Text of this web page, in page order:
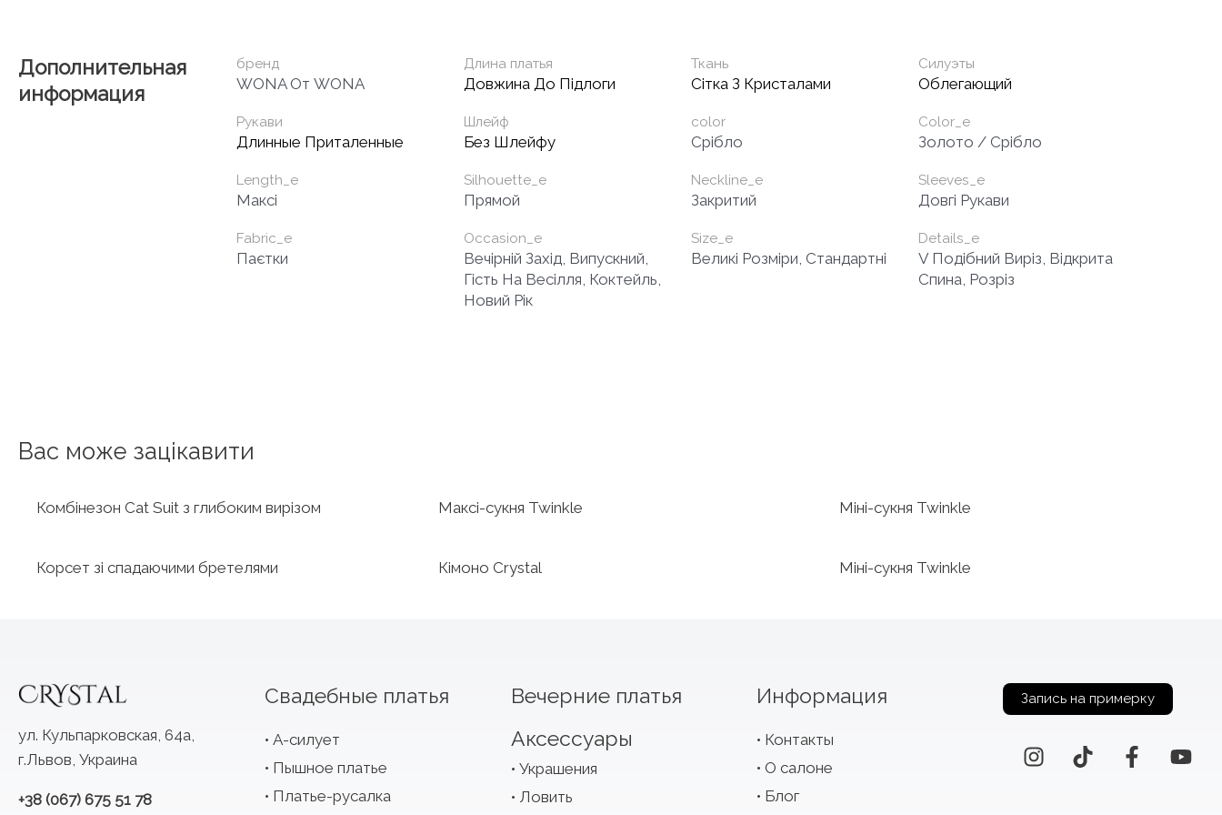
Дополнительная
информация
бренд
WONA От WONA
Длина платья
Довжина До Підлоги
Ткань
Сітка З Кристалами
Силуэты
Облегающий
Рукави
Длинные Приталенные
Шлейф
Без Шлейфу
color
Срібло
Color_e
Золото / Срібло
Length_e
Максі
Silhouette_e
Прямой
Neckline_e
Закритий
Sleeves_e
Довгі Рукави
Fabric_e
Паєтки
Occasion_e
Вечірній Захід, Випускний,
Гість На Весілля, Коктейль,
Новий Рік
Size_e
Великі Розміри, Стандартні
Details_e
V Подібний Виріз, Відкрита
Спина, Розріз
Вас може зацікавити
Комбінезон Cat Suit з глибоким вирізом Максі-сукня Twinkle Міні-сукня Twinkle
Корсет зі спадаючими бретелями Кімоно Crystal Міні-сукня Twinkle
ул. Кульпарковская, 64а,
г.Львов, Украина
+38 (067) 675 51 78
Свадебные платья
А-силует
Пышное платье
Платье-русалка
Вечерние платья
Аксессуары
Украшения
Ловить
Информация
Контакты
О салоне
Блог
Запись на примерку